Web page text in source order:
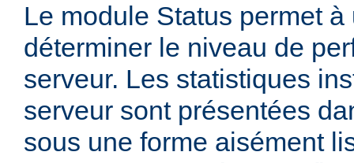
Le module Status permet
déterminer le niveau de
serveur. Les statistiques
serveur sont présentées
sous une forme aisément